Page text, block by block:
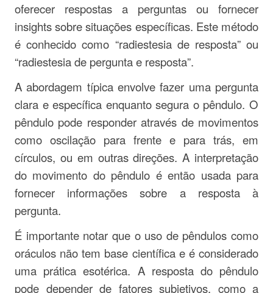
oferecer respostas a perguntas ou fornecer
insights sobre situações específicas. Este método
é conhecido como “radiestesia de resposta” ou
“radiestesia de pergunta e resposta”.
A abordagem típica envolve fazer uma pergunta
clara e específica enquanto segura o pêndulo. O
pêndulo pode responder através de movimentos
como oscilação para frente e para trás, em
círculos, ou em outras direções. A interpretação
do movimento do pêndulo é então usada para
fornecer informações sobre a resposta à
pergunta.
É importante notar que o uso de pêndulos como
oráculos não tem base científica e é considerado
uma prática esotérica. A resposta do pêndulo
pode depender de fatores subjetivos, como a